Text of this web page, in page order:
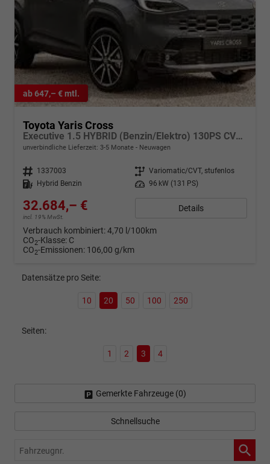
ab 647,– € mtl.
Toyota Yaris Cross
Executive 1.5 HYBRID (Benzin/Elektro) 130PS CVT AWD/ALLRAD, 3J Garantie, 18" Alu, Elektr. Heckklappe, Toter-Winkel, Winter-Paket, Smart Entry, Privacy-Glas, Parksensoren vorn/hinten, Rückfahrkamera, Adaptiver Tempomat, 2Z-Klimaautomatik, Radio 10,5"+ Cloud-NAVI
unverbindliche Lieferzeit: 3-5 Monate Neuwagen
Fahrzeugnr. 1337003 Getriebe Variomatic/CVT, stufenlos
Kraftstoff
Hybrid Benzin Leistung 96 kW (131 PS)
32.684,– €
incl. 19% MwSt.
Details
Verbrauch kombiniert:4,70 l/100km
CO2-Klasse: C
CO2-Emissionen: 106,00 g/km
Datensätze pro Seite:
10 20 50 100 250
Seiten:
1 2 3 4
Gemerkte Fahrzeuge (0)
Schnellsuche
Fahrzeugnr.